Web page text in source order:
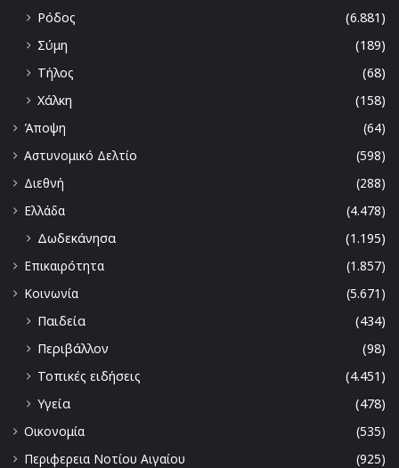
Ρόδος
(6.881)
Σύμη
(189)
Τήλος
(68)
Χάλκη
(158)
Άποψη
(64)
Αστυνομικό Δελτίο
(598)
Διεθνή
(288)
Ελλάδα
(4.478)
Δωδεκάνησα
(1.195)
Επικαιρότητα
(1.857)
Κοινωνία
(5.671)
Παιδεία
(434)
Περιβάλλον
(98)
Τοπικές ειδήσεις
(4.451)
Υγεία
(478)
Οικονομία
(535)
Περιφερεια Νοτίου Αιγαίου
(925)